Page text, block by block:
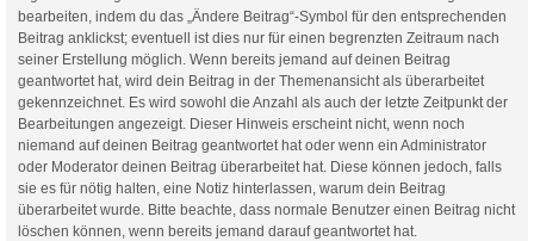
bearbeiten, indem du das „Ändere Beitrag“-Symbol für den entsprechenden
Beitrag anklickst; eventuell ist dies nur für einen begrenzten Zeitraum nach
seiner Erstellung möglich. Wenn bereits jemand auf deinen Beitrag
geantwortet hat, wird dein Beitrag in der Themenansicht als überarbeitet
gekennzeichnet. Es wird sowohl die Anzahl als auch der letzte Zeitpunkt der
Bearbeitungen angezeigt. Dieser Hinweis erscheint nicht, wenn noch
niemand auf deinen Beitrag geantwortet hat oder wenn ein Administrator
oder Moderator deinen Beitrag überarbeitet hat. Diese können jedoch, falls
sie es für nötig halten, eine Notiz hinterlassen, warum dein Beitrag
überarbeitet wurde. Bitte beachte, dass normale Benutzer einen Beitrag nicht
löschen können, wenn bereits jemand darauf geantwortet hat.